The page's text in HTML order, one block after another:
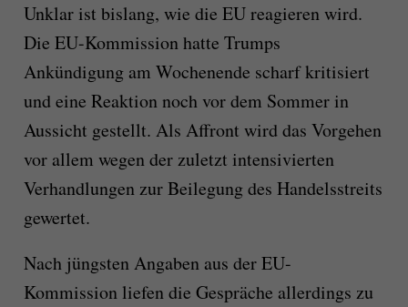
Unklar ist bislang, wie die EU reagieren wird.
Die EU-Kommission hatte Trumps
Ankündigung am Wochenende scharf kritisiert
und eine Reaktion noch vor dem Sommer in
Aussicht gestellt. Als Affront wird das Vorgehen
vor allem wegen der zuletzt intensivierten
Verhandlungen zur Beilegung des Handelsstreits
gewertet.
Nach jüngsten Angaben aus der EU-
Kommission liefen die Gespräche allerdings zu